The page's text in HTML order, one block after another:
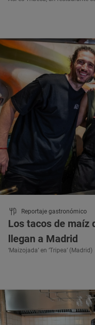
Reportaje gastronómico
Los tacos de maíz
llegan a Madrid
‘Maizojada’ en ‘Tripea’ (Madrid)